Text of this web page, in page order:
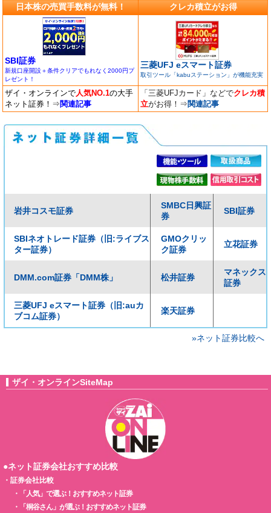
日本株の売買手数料が無料！ クレカ積立がお得
SBI証券
新規口座開設＋条件クリアでもれなく2000円プ
レゼント！
三菱UFJ eスマート証券
取引ツール「kabuステーション」が機能充実
ザイ・オンラインで 人気NO.1の大手
ネット証券！ ⇒関連記事
「三菱UFJカード」などでクレカ積
立がお得！ ⇒関連記事
岩井コスモ証券
SMBC日興証
券
SBI証券
SBIネオトレード証券（旧:ライブス
ター証券）
GMOクリッ
ク証券
立花証券
DMM.com証券「DMM株」 松井証券
マネックス
証券
三菱UFJ eスマート証券（旧:auカ
ブコム証券）
楽天証券
»ネット証券比較へ
ザイ・オンラインSiteMap
●ネット証券会社おすすめ比較
・ 証券会社比較
・
「人気」で選ぶ！おすすめネット証券
・
「桐谷さん」が選ぶ！おすすめネット証券